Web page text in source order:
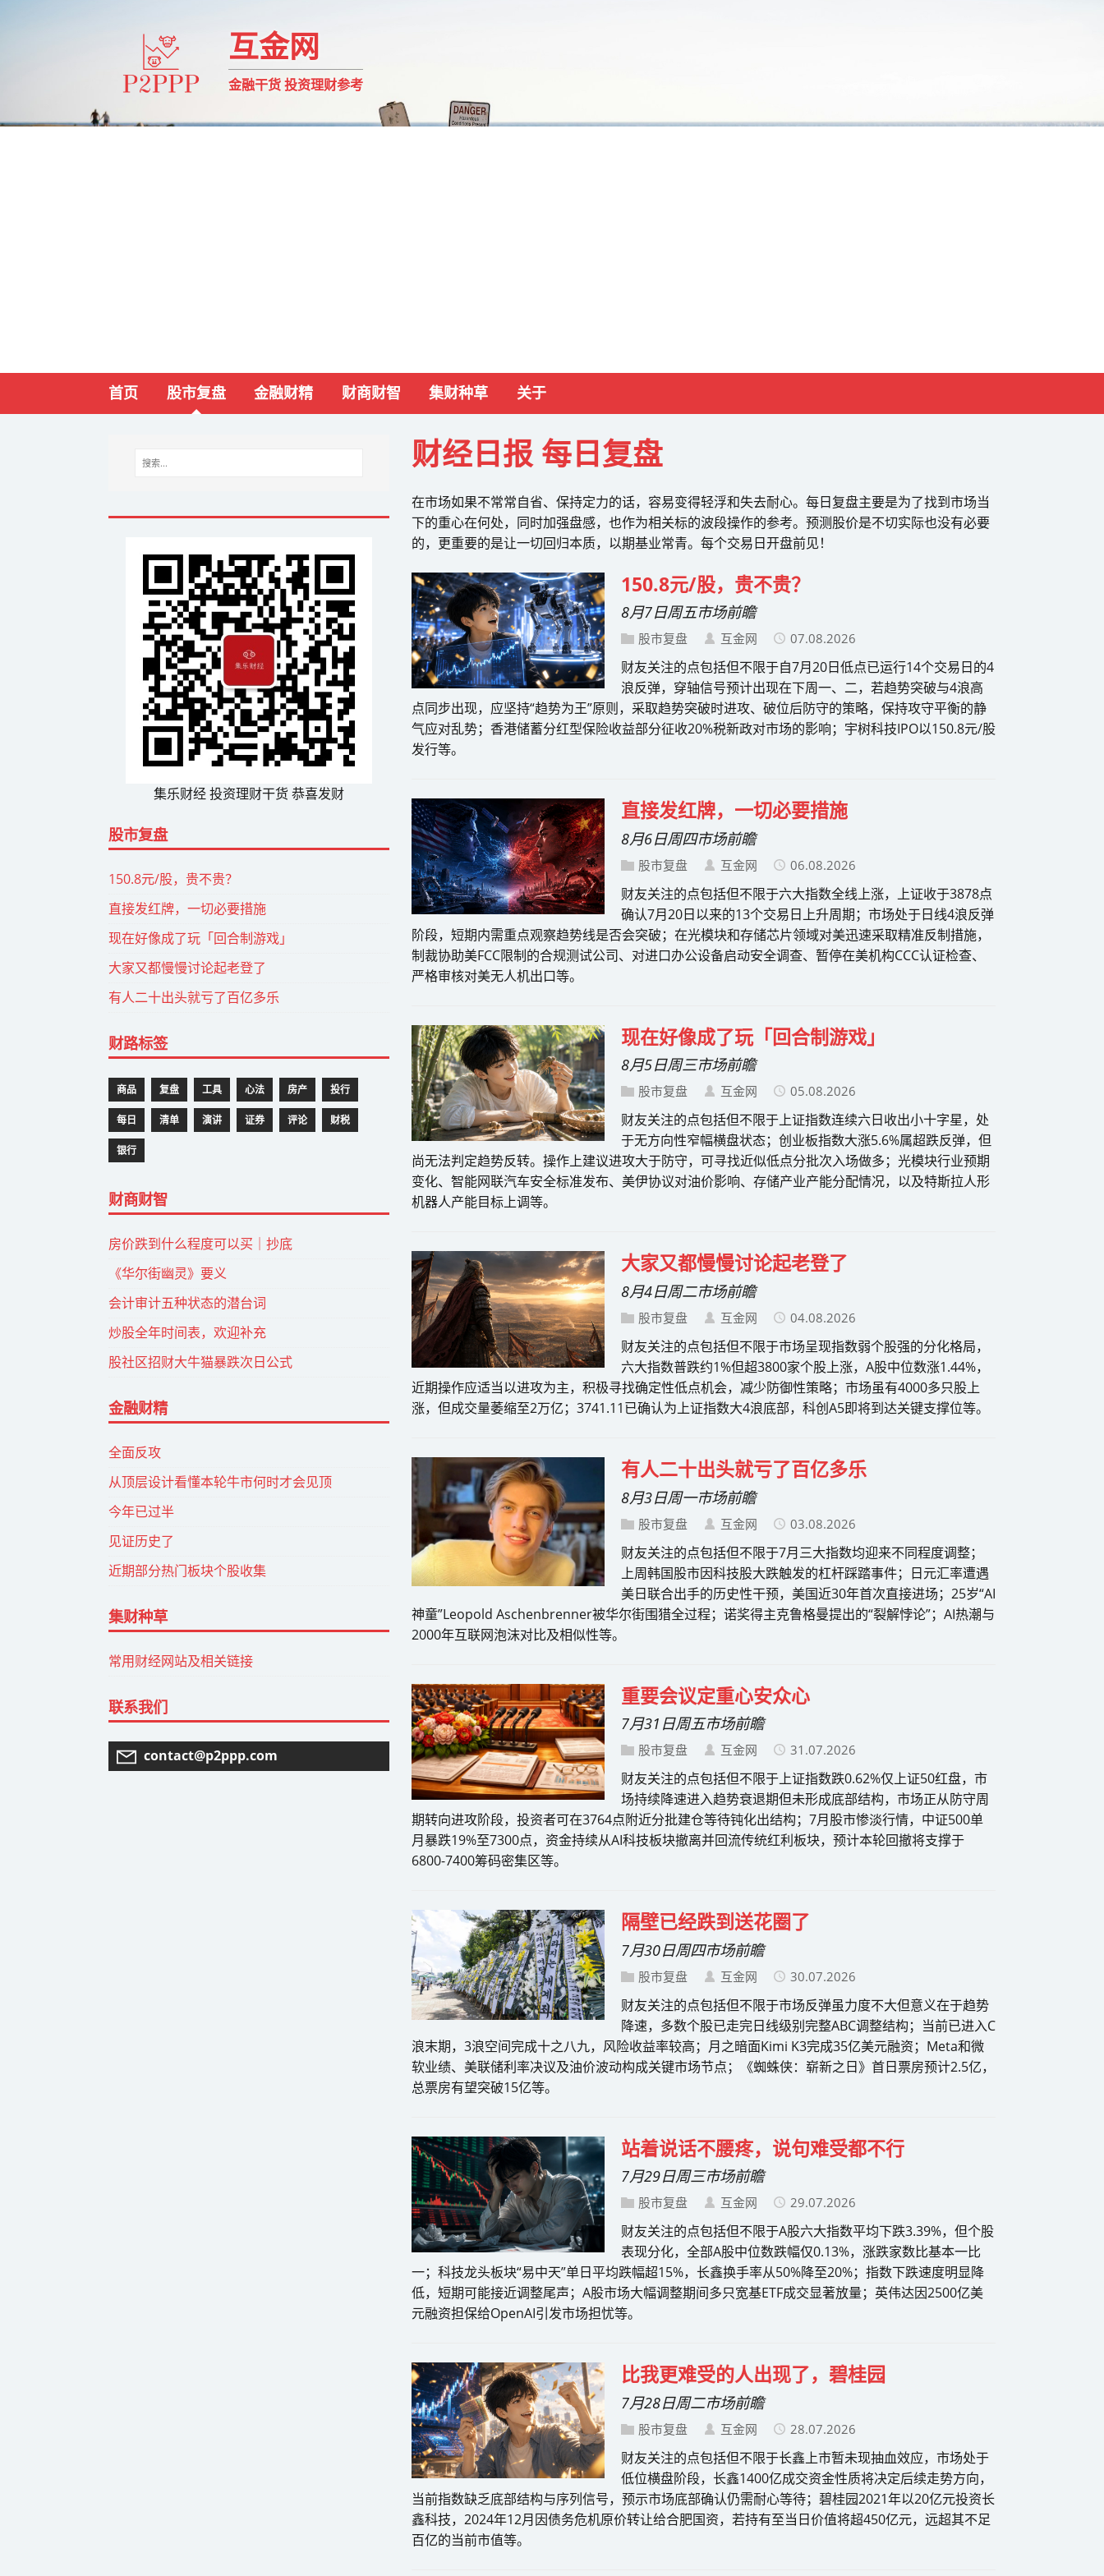
互金网
金融干货 投资理财参考
首页 股市复盘 金融财精 财商财智 集财种草 关于
财经日报 每日复盘
在市场如果不常常自省、保持定力的话，容易变得轻浮和失去耐心。每日复盘主要是为了找到市场当
下的重心在何处，同时加强盘感，也作为相关标的波段操作的参考。预测股价是不切实际也没有必要
的，更重要的是让一切回归本质，以期基业常青。每个交易日开盘前见！
150.8元/股，贵不贵？
8月7日周五市场前瞻
股市复盘 互金网 07.08.2026
财友关注的点包括但不限于自7月20日低点已运行14个交易日的4
浪反弹，穿轴信号预计出现在下周一、二，若趋势突破与4浪高
点同步出现，应坚持“趋势为王”原则，采取趋势突破时进攻、破位后防守的策略，保持攻守平衡的静
气应对乱势；香港储蓄分红型保险收益部分征收20%税新政对市场的影响；宇树科技IPO以150.8元/股
发行等。
直接发红牌，一切必要措施
8月6日周四市场前瞻
股市复盘 互金网 06.08.2026
财友关注的点包括但不限于六大指数全线上涨，上证收于3878点
确认7月20日以来的13个交易日上升周期；市场处于日线4浪反弹
阶段，短期内需重点观察趋势线是否会突破；在光模块和存储芯片领域对美迅速采取精准反制措施，
制裁协助美FCC限制的合规测试公司、对进口办公设备启动安全调查、暂停在美机构CCC认证检查、
严格审核对美无人机出口等。
现在好像成了玩「回合制游戏」
8月5日周三市场前瞻
股市复盘 互金网 05.08.2026
财友关注的点包括但不限于上证指数连续六日收出小十字星，处
于无方向性窄幅横盘状态；创业板指数大涨5.6%属超跌反弹，但
尚无法判定趋势反转。操作上建议进攻大于防守，可寻找近似低点分批次入场做多；光模块行业预期
变化、智能网联汽车安全标准发布、美伊协议对油价影响、存储产业产能分配情况，以及特斯拉人形
机器人产能目标上调等。
大家又都慢慢讨论起老登了
8月4日周二市场前瞻
股市复盘 互金网 04.08.2026
财友关注的点包括但不限于市场呈现指数弱个股强的分化格局，
六大指数普跌约1%但超3800家个股上涨，A股中位数涨1.44%，
近期操作应适当以进攻为主，积极寻找确定性低点机会，减少防御性策略；市场虽有4000多只股上
涨，但成交量萎缩至2万亿；3741.11已确认为上证指数大4浪底部，科创A5即将到达关键支撑位等。
有人二十出头就亏了百亿多乐
8月3日周一市场前瞻
股市复盘 互金网 03.08.2026
财友关注的点包括但不限于7月三大指数均迎来不同程度调整；
上周韩国股市因科技股大跌触发的杠杆踩踏事件；日元汇率遭遇
美日联合出手的历史性干预，美国近30年首次直接进场；25岁“AI
神童”Leopold Aschenbrenner被华尔街围猎全过程；诺奖得主克鲁格曼提出的“裂解悖论”；AI热潮与
2000年互联网泡沫对比及相似性等。
重要会议定重心安众心
7月31日周五市场前瞻
股市复盘 互金网 31.07.2026
财友关注的点包括但不限于上证指数跌0.62%仅上证50红盘，市
场持续降速进入趋势衰退期但未形成底部结构，市场正从防守周
期转向进攻阶段，投资者可在3764点附近分批建仓等待钝化出结构；7月股市惨淡行情，中证500单
月暴跌19%至7300点，资金持续从AI科技板块撤离并回流传统红利板块，预计本轮回撤将支撑于
6800-7400筹码密集区等。
隔壁已经跌到送花圈了
7月30日周四市场前瞻
股市复盘 互金网 30.07.2026
财友关注的点包括但不限于市场反弹虽力度不大但意义在于趋势
降速，多数个股已走完日线级别完整ABC调整结构；当前已进入C
浪末期，3浪空间完成十之八九，风险收益率较高；月之暗面Kimi K3完成35亿美元融资；Meta和微
软业绩、美联储利率决议及油价波动构成关键市场节点；《蜘蛛侠：崭新之日》首日票房预计2.5亿，
总票房有望突破15亿等。
站着说话不腰疼，说句难受都不行
7月29日周三市场前瞻
股市复盘 互金网 29.07.2026
财友关注的点包括但不限于A股六大指数平均下跌3.39%，但个股
表现分化，全部A股中位数跌幅仅0.13%，涨跌家数比基本一比
一；科技龙头板块“易中天”单日平均跌幅超15%，长鑫换手率从50%降至20%；指数下跌速度明显降
低，短期可能接近调整尾声；A股市场大幅调整期间多只宽基ETF成交显著放量；英伟达因2500亿美
元融资担保给OpenAI引发市场担忧等。
比我更难受的人出现了，碧桂园
7月28日周二市场前瞻
股市复盘 互金网 28.07.2026
财友关注的点包括但不限于长鑫上市暂未现抽血效应，市场处于
低位横盘阶段，长鑫1400亿成交资金性质将决定后续走势方向，
当前指数缺乏底部结构与序列信号，预示市场底部确认仍需耐心等待；碧桂园2021年以20亿元投资长
鑫科技，2024年12月因债务危机原价转让给合肥国资，若持有至当日价值将超450亿元，远超其不足
百亿的当前市值等。
集乐财经 投资理财干货 恭喜发财
股市复盘
150.8元/股，贵不贵？
直接发红牌，一切必要措施
现在好像成了玩「回合制游戏」
大家又都慢慢讨论起老登了
有人二十出头就亏了百亿多乐
财路标签
商品 复盘 工具 心法 房产 投行
每日 清单 演讲 证券 评论 财税
银行
财商财智
房价跌到什么程度可以买｜抄底
《华尔街幽灵》要义
会计审计五种状态的潜台词
炒股全年时间表，欢迎补充
股社区招财大牛猫暴跌次日公式
金融财精
全面反攻
从顶层设计看懂本轮牛市何时才会见顶
今年已过半
见证历史了
近期部分热门板块个股收集
集财种草
常用财经网站及相关链接
联系我们
contact@p2ppp.com